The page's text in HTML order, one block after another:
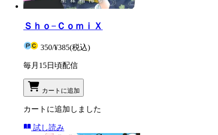
Ｓｈｏ−ＣｏｍｉＸ
350/¥385(税込)
毎月15日頃配信
カートに追加
カートに追加しました
試し読み